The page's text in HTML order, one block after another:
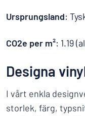
Ursprungsland:
CO2e per m²: 1.19
Designa
I vårt enkla
storlek, färg,